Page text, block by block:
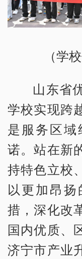
（学
山东省
学校实现跨
是服务区
诺。站在新
持特色立校
以更加昂
措，深化改
国内优质、
济宁市产业